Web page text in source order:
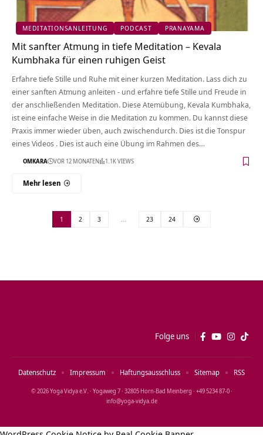
MEDITATIONSANLEITUNG PODCAST PRANAYAMA
Mit sanfter Atmung in tiefe Meditation – Kevala
Kumbhaka für einen ruhigen Geist
Erfahre tiefe Stille und Ruhe mit einer kurzen Meditation. Lass dich zu
einer sanften Atmung anleiten - und erfahre tiefe Stille und Freude in
der anschließenden Meditation. Diese Atemübung, Kevala Kumbhaka,
ist eine einfache Weise in die Meditation zu kommen. Du kannst diese
Praxis immer wieder üben, auch zwischendurch. Dies ist die Tonspur
eines Videos . Dies ist auch eine Übung im Rahmen des…
OMKARA VOR 12 MONATEN 1.1K VIEWS
Mehr lesen
1 2 3 23 24
Folge uns
© 2026 Yoga Vidya e.V. · Yogaweg 7 · 32805 Horn‑Bad Meinberg · +49 5234 87‑0 ·
info@yoga‑vidya.de
Datenschutz Impressum Haftungsausschluss Sitemap RSS